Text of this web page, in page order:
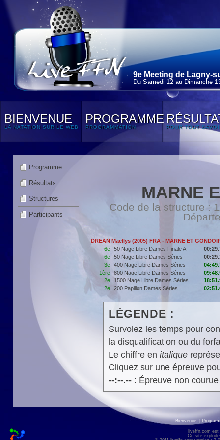
9e Meeting de Lagny-
Du Samedi 12 au Dimanche
BIENVENUE
LA NATATION SUR LE WEB
PROGRAMME
PROGRAMMATION POUR TOUT
Programme
Résultats
Structures
Participants
MARNE
Code de la structure :
DREAN Maëllys (2005) FRA - MARNE ET
6e
50 Nage Libre Dames Finale A
6e
50 Nage Libre Dames Séries
3e
400 Nage Libre Dames Séries
1ère
800 Nage Libre Dames Séries
2e
1500 Nage Libre Dames Séries
2e
200 Papillon Dames Séries
LÉGENDE :
Survolez les temps pour
la disqualification ou du
Le chiffre en italique
Cliquez sur une épreuve
--:--.--: Épreuve non
Bienvenue
liveffn.com est
Ce site